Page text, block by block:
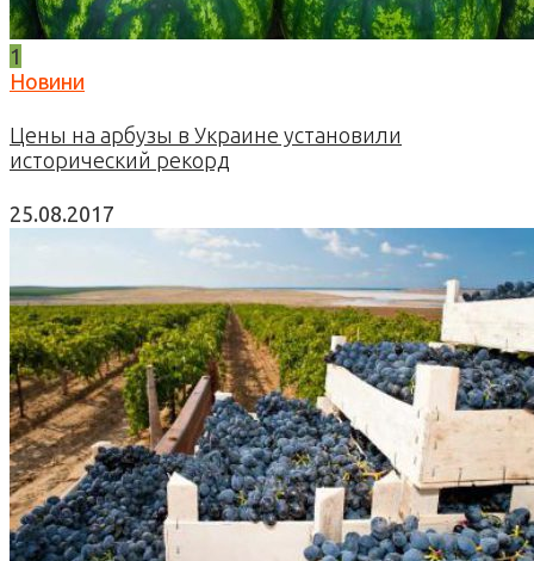
1
Новини
Цены на арбузы в Украине установили
исторический рекорд
25.08.2017